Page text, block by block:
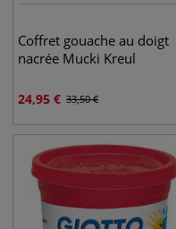
Coffret gouache au doigt
nacrée Mucki Kreul
24,95 € 33,50€